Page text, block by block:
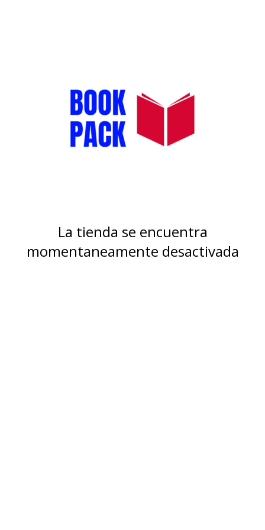
La tienda se encuentra
momentaneamente desactivada